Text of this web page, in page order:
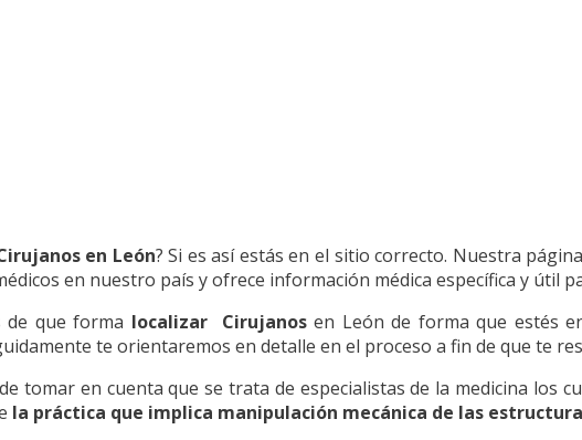
en León? Si es así estás en el sitio correcto. Nuestra
en nuestro país y ofrece información médica específica y útil
de que forma localizar Cirujanosen León de forma que estés
te orientaremos en detalle en el proceso a fin de que te
tomar en cuenta que se trata de especialistas de la medicina los
la práctica que implica manipulación mecánica de las